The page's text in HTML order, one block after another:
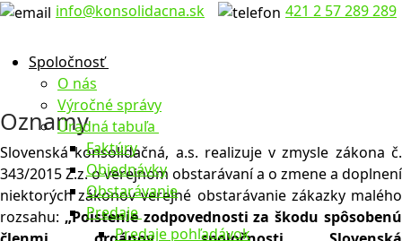
Preskočiť
obsah
Menu
Zavrieť info@konsolidacna.sk 421 2 57 289 289
Spoločnosť
O nás
Výročné správy
Úradná tabuľa
Faktúry
Objednávky
Obstarávanie
Predaje
Predaje pohľadávok
Oznamy
Slovenská konsolidačná, a.s. realizuje v zmysle zákona č.
343/2015 Z.z. o verejnom obstarávaní a o zmene a doplnení
niektorých zákonov verejné obstarávanie zákazky malého
rozsahu: „Poistenie zodpovednosti za škodu spôsobenú